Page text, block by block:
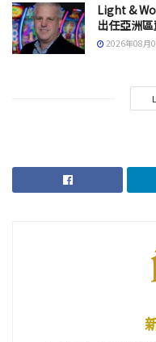
Light &
出任亞洲
2026年08月